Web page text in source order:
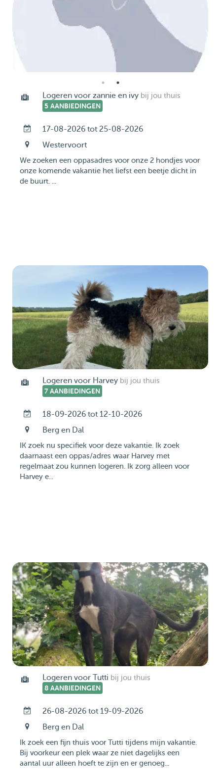
Logeren voor zannie en ivy bij jou thuis
5 AANBIEDINGEN
17-08-2026 tot 25-08-2026
Westervoort
We zoeken een oppasadres voor onze 2 hondjes voor
onze komende vakantie het liefst een beetje dicht in
de buurt. ...
Logeren voor Harvey bij jou thuis
7 AANBIEDINGEN
18-09-2026 tot 12-10-2026
Berg en Dal
IK zoek nu specifiek voor deze vakantie. Ik zoek
daarnaast een oppas/adres waar Harvey met
regelmaat zou kunnen logeren. Ik zorg alleen voor
Harvey e...
Logeren voor Tutti bij jou thuis
8 AANBIEDINGEN
26-08-2026 tot 19-09-2026
Berg en Dal
Ik zoek een fijn thuis voor Tutti tijdens mijn vakantie.
Bij voorkeur een plek waar ze niet dagelijks een
aantal uur alleen hoeft te zijn en er genoeg...